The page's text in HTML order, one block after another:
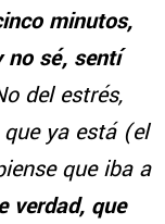
minutos,
no sé, sentí
del estrés,
ya está (el
que iba a
verdad, que